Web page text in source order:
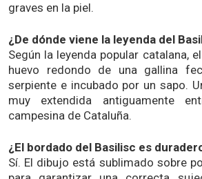
graves en la piel.
¿De dónde viene la leyenda del
Según la leyenda popular catalana,
huevo redondo de una gallina
serpiente e incubado por un sapo.
muy extendida antiguamente
campesina de Cataluña.
¿El bordado del Basilisc es
Sí. El dibujo está sublimado sobre